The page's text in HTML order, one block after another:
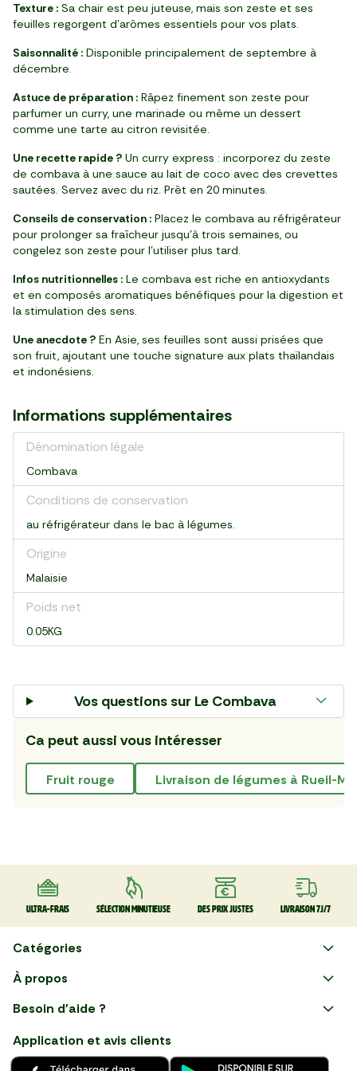
Texture : Sa chair est peu juteuse, mais son zeste et ses
feuilles regorgent d’arômes essentiels pour vos plats.
Saisonnalité : Disponible principalement de septembre à
décembre.
Astuce de préparation : Râpez finement son zeste pour
parfumer un curry, une marinade ou même un dessert
comme une tarte au citron revisitée.
Une recette rapide ? Un curry express : incorporez du zeste
de combava à une sauce au lait de coco avec des crevettes
sautées. Servez avec du riz. Prêt en 20 minutes.
Conseils de conservation : Placez le combava au réfrigérateur
pour prolonger sa fraîcheur jusqu’à trois semaines, ou
congelez son zeste pour l’utiliser plus tard.
Infos nutritionnelles : Le combava est riche en antioxydants
et en composés aromatiques bénéfiques pour la digestion et
la stimulation des sens.
Une anecdote ? En Asie, ses feuilles sont aussi prisées que
son fruit, ajoutant une touche signature aux plats thaïlandais
et indonésiens.
Informations supplémentaires
Dénomination légale
Combava
Conditions de conservation
au réfrigérateur dans le bac à légumes.
Origine
Malaisie
Poids net
0.05KG
Vos questions sur Le Combava
Ca peut aussi vous intéresser
fruit rouge Livraison de légumes à Rueil-
Ultra-frais Sélection minutieuse Des prix justes Livraison 7J/7
Catégories
Faire ses courses en ligne
Nouveautés
À propos
et savoir-faire français en
choisissant notre service de
Besoin d'aide ?
Application et avis clients